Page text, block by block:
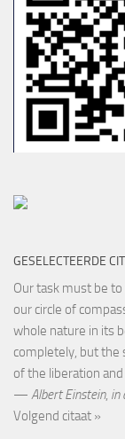
GESELECTEERDE
Our task must be
our circle of
whole nature in its
completely, but the
of the liberation
— Albert Einstein, in
Volgend citaat »